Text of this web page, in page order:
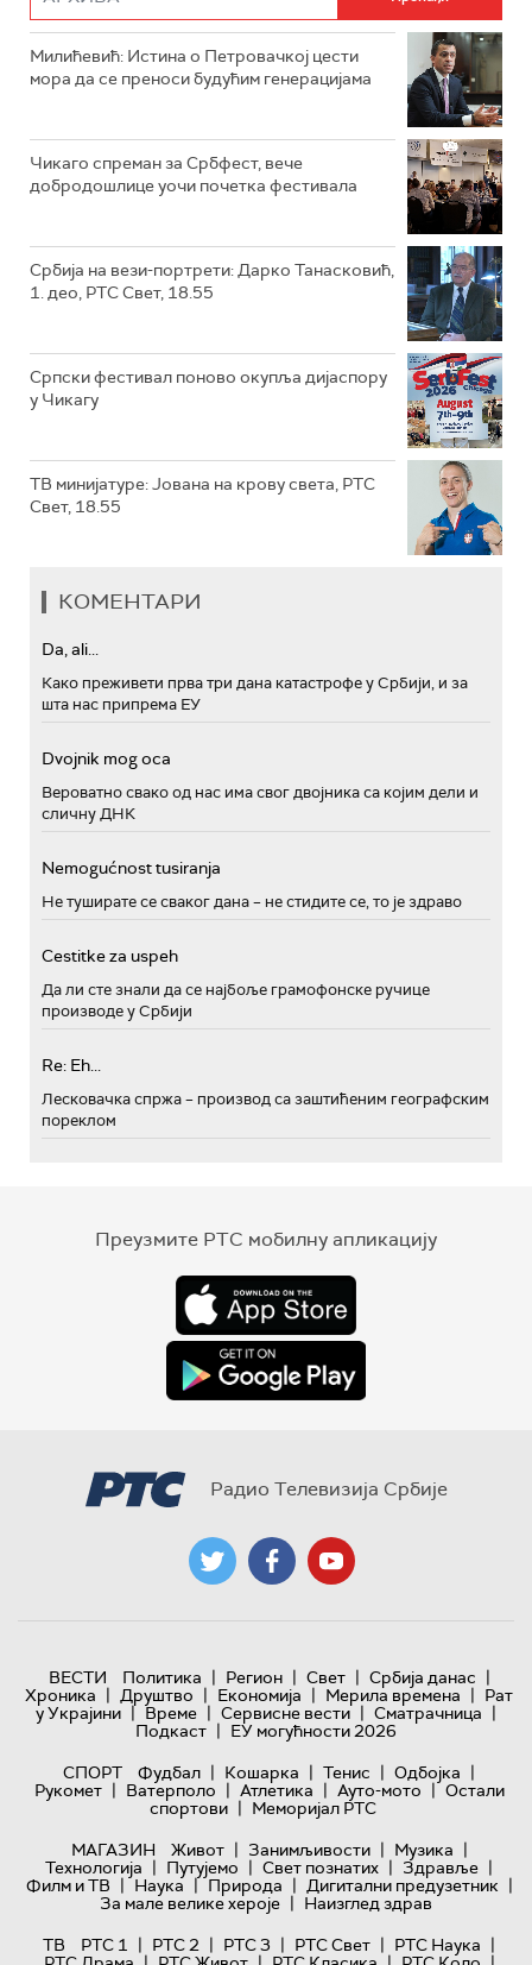
Милићевић: Истина о Петровачкој цести
мора да се преноси будућим генерацијама
Чикаго спреман за Србфест, вече
добродошлице уочи почетка фестивала
Србија на вези-портрети: Дарко Танасковић,
1. део, РТС Свет, 18.55
Српски фестивал поново окупља дијаспору
у Чикагу
ТВ минијатуре: Јована на крову света, РТС
Свет, 18.55
КОМЕНТАРИ
Da, ali...
Како преживети прва три дана катастрофе у Србији, и за
шта нас припрема ЕУ
Dvojnik mog oca
Вероватно свако од нас има свог двојника са којим дели и
сличну ДНК
Nemogućnost tusiranja
Не туширате се сваког дана – не стидите се, то је здраво
Cestitke za uspeh
Да ли сте знали да се најбоље грамофонске ручице
производе у Србији
Re: Eh...
Лесковачка спржа – производ са заштићеним географским
пореклом
Преузмите РТС мобилну апликацију
Радио Телевизија Србије
ВЕСТИ Политика | Регион | Свет | Србија данас |
Хроника | Друштво | Економија | Мерила времена | Рат
у Украјини | Време | Сервисне вести | Сматрачница |
Подкаст | ЕУ могућности 2026
СПОРТ
Фудбал | Кошарка | Тенис | Одбојка |
Рукомет | Ватерполо | Атлетика | Ауто-мото | Остали
спортови | Меморијал РТС
МАГАЗИН
Живот | Занимљивости | Музика |
Технологијa | Путујемо | Свет познатих | Здравље |
Филм и ТВ | Наука | Природа | Дигитални предузетник |
За мале велике хероје | Наизглед здрав
ТВ
РТС 1 | РТС 2 | РТС 3 | РТС Свет | РТС Наука |